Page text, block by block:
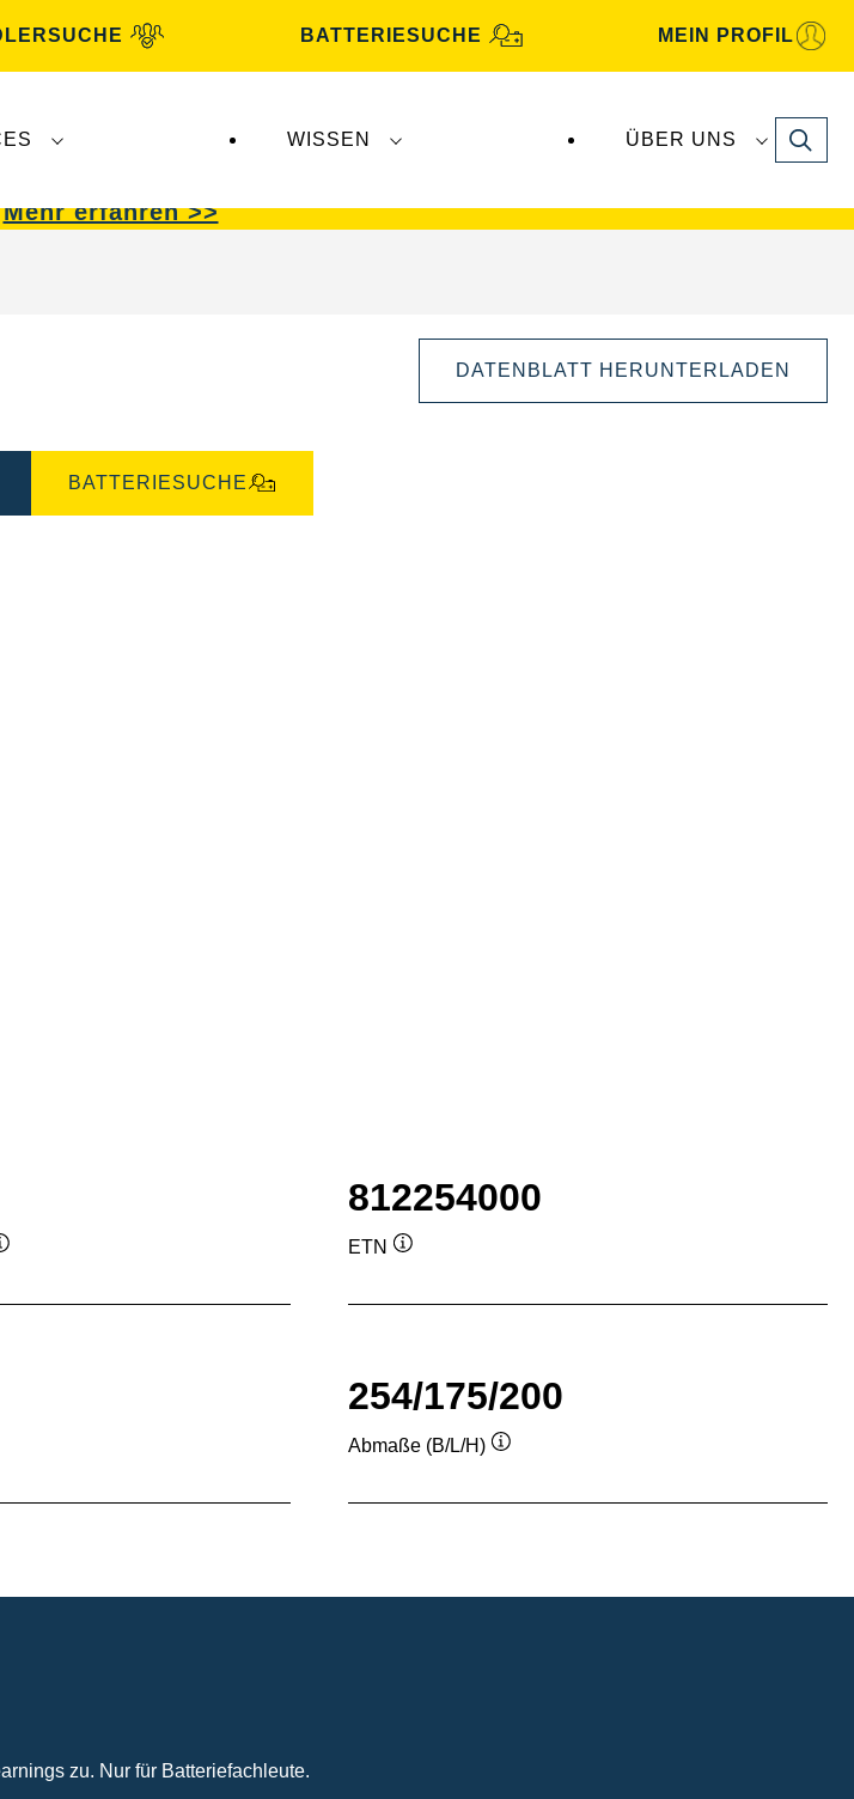
BATTERIESUCHE MEIN PROFIL
WISSEN ÜBER UNS Search
Mehr erfahren >>
DATENBLATT HERUNTERLADEN
Bilddialog
öffnen
BATTERIESUCHE
812254000
ETN
254/175/200
Abmaße (B/L/H)
zu. Nur für Batteriefachleute.